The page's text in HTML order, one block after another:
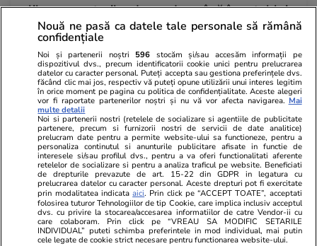
elibereze paturile. „L-am dus până în satul lui,
l-am dus la Salonta, apoi la Oradea şi în multe
alte locuri, în speranţa că i se va face cuiva
milă de el”, povestea Paşca despre un bolnav
psihic
Știri Externe 06:40
Povestea unei sinucideri asistate: „Tata mi-a
zis așa: «Nu vă pot lăsa să mă schimbați de
scutece și să vedeți cum mă sufoc. Vreau să
plec ca un bărbat». Am plătit 10.000 de euro
și urna ne-a venit prin poștă”
Nouă ne pasă ca datele tale personale să rămână
confidențiale
Noi și partenerii noștri 596 stocăm și/sau accesăm informații pe
dispozitivul dvs., precum identificatorii cookie unici pentru prelucrarea
datelor cu caracter personal. Puteți accepta sau gestiona preferințele dvs.
făcând clic mai jos, respectiv vă puteți opune utilizării unui interes legitim
în orice moment pe pagina cu politica de confidențialitate. Aceste alegeri
vor fi raportate partenerilor noștri și nu vă vor afecta navigarea. Mai
multe detalii
Noi si partenerii nostri (retelele de socializare si agentiile de publicitate
partenere, precum si furnizorii nostri de servicii de date analitice)
prelucram date pentru a permite website-ului sa functioneze, pentru a
personaliza continutul si anunturile publicitare afisate in functie de
interesele si/sau profilul dvs., pentru a va oferi functionalitati aferente
retelelor de socializare si pentru a analiza traficul pe website. Beneficiati
de drepturile prevazute de art. 15-22 din GDPR in legatura cu
prelucrarea datelor cu caracter personal. Aceste drepturi pot fi exercitate
prin modalitatea indicataaici. Prin click pe “ACCEPT TOATE”, acceptati
folosirea tuturor Tehnologiilor de tip Cookie, care implica inclusiv acceptul
dvs. cu privire la stocarea/accesarea informatiilor de catre Vendor-ii cu
care colaboram. Prin click pe “VREAU SA MODIFIC SETARILE
INDIVIDUAL” puteti schimba preferintele in mod individual, mai putin
cele legate de cookie strict necesare pentru functionarea website-ului.